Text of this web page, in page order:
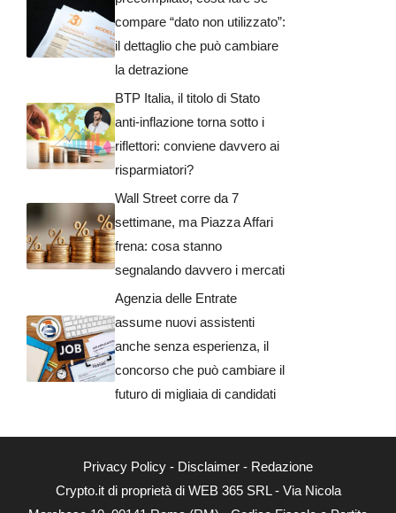
compare “dato non utilizzato”:
il dettaglio che può cambiare
la detrazione
BTP Italia, il titolo di Stato
anti-inflazione torna sotto i
riflettori: conviene davvero ai
risparmiatori?
Wall Street corre da 7
settimane, ma Piazza Affari
frena: cosa stanno
segnalando davvero i mercati
Agenzia delle Entrate
assume nuovi assistenti
anche senza esperienza, il
concorso che può cambiare il
futuro di migliaia di candidati
Privacy Policy - Disclaimer - Redazione
Crypto.it di proprietà di WEB 365 SRL - Via Nicola